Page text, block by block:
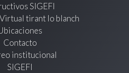
SIGEFI
tirant lo blanch
Contacto
institucional
SIGEFI